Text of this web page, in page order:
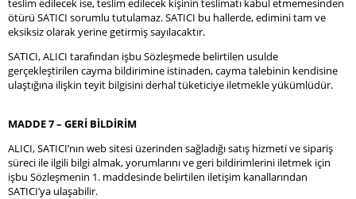
teslim edilecek ise, teslim edilecek kişinin teslimatı kabul etmemesinden
ötürü SATICI sorumlu tutulamaz. SATICI bu hallerde, edimini tam ve
eksiksiz olarak yerine getirmiş sayılacaktır.
SATICI, ALICI tarafından işbu Sözleşmede belirtilen usulde
gerçekleştirilen cayma bildirimine istinaden, cayma talebinin kendisine
ulaştığına ilişkin teyit bilgisini derhal tüketiciye iletmekle yükümlüdür.
MADDE 7 – GERİ BİLDİRİM
ALICI, SATICI’nın web sitesi üzerinden sağladığı satış hizmeti ve sipariş
süreci ile ilgili bilgi almak, yorumlarını ve geri bildirimlerini iletmek için
işbu Sözleşmenin 1. maddesinde belirtilen iletişim kanallarından
SATICI’ya ulaşabilir.